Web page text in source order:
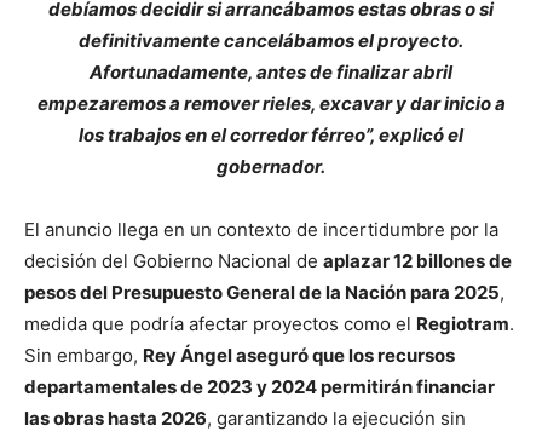
debíamos decidir si arrancábamos estas obras o si
definitivamente cancelábamos el proyecto.
Afortunadamente, antes de finalizar abril
empezaremos a remover rieles, excavar y dar inicio a
los trabajos en el corredor férreo”, explicó el
gobernador.
El anuncio llega en un contexto de incertidumbre por la
decisión del Gobierno Nacional de aplazar 12 billones de
pesos del Presupuesto General de la Nación para 2025,
medida que podría afectar proyectos como el Regiotram.
Sin embargo, Rey Ángel aseguró que los recursos
departamentales de 2023 y 2024 permitirán financiar
las obras hasta 2026, garantizando la ejecución sin